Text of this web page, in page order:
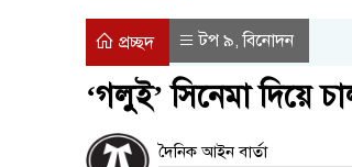
প্রচ্ছদ টপ ৯,বিনোদন
‘গলুই’ সিনেমা দিয়ে
দৈনিক আইন বার্তা